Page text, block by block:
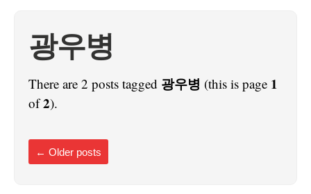
광우병
There are 2 posts tagged 광우병 (this is page 1
of2).
← Older posts